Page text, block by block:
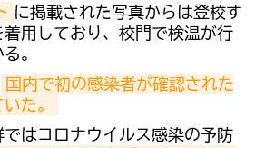
に掲載された写真からは登校す
用しており、校門で検温が行
。
国内で初の感染者が確認された
た。
はコロナウイルス感染の予防